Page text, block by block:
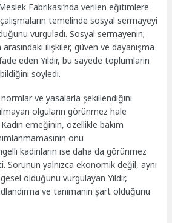
Fabrikası’nda verilen eğitimlere
temelinde sosyal sermayeyi
vurguladı. Sosyal sermayenin;
ilişkiler, güven ve dayanışma
eden Yıldır, bu sayede toplumların
söyledi.
normlar ve yasalarla şekillendiğini
olguların görünmez hale
emeğinin, özellikle bakım
onu
kadınların ise daha da görünmez
Sorunun yalnızca ekonomik değil, aynı
olduğunu vurgulayan Yıldır,
ve tanımanın şart olduğunu